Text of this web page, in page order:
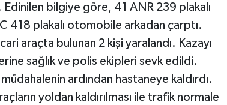
bilgiye göre, 41 ANR 239 plakalı
418 plakalı otomobile arkadan çarptı.
araçta bulunan 2 kişi yaralandı. Kazayı
sağlık ve polis ekipleri sevk edildi.
ardından hastaneye kaldırdı.
yoldan kaldırılması ile trafik normale